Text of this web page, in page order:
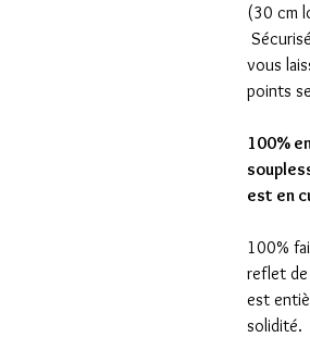
(30 cm
vous
points
100%
est en
100%
reflet de
est
solidité.